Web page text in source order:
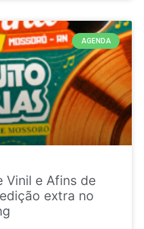
AGENDA
Vinil e Afins de
extra no